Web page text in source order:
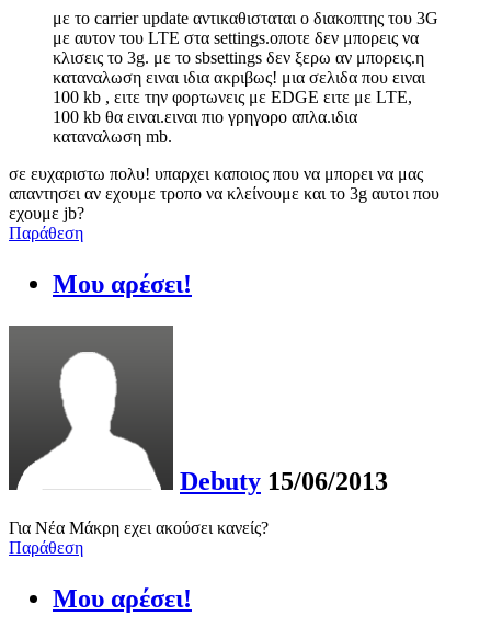
με το carrier update αντικαθισταται ο διακοπτης του 3G
με αυτον του LTE στα settings.οποτε δεν μπορεις να
κλισεις το 3g. με το sbsettings δεν ξερω αν μπορεις.η
καταναλωση ειναι ιδια ακριβως! μια σελιδα που ειναι
100 kb , ειτε την φορτωνεις με EDGE ειτε με LTE,
100 kb θα ειναι.ειναι πιο γρηγορο απλα.ιδια
καταναλωση mb.
σε ευχαριστω πολυ! υπαρχει καποιος που να μπορει να μας
απαντησει αν εχουμε τροπο να κλείνουμε και το 3g αυτοι που
εχουμε jb?
Παράθεση
Μου αρέσει!
Debuty 15/06/2013
Για Νέα Μάκρη εχει ακούσει κανείς?
Παράθεση
Μου αρέσει!